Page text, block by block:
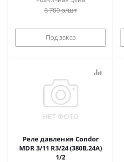
8 700р/шт
Под заказ
Реле давления Condor
MDR 3/11 R3/24 (380В,24А)
1/2